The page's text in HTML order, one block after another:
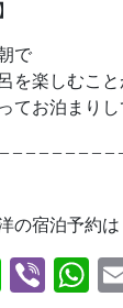
で
を楽しむこ
てお泊まり
– – – – – – – –
の宿泊予約は
LineViber